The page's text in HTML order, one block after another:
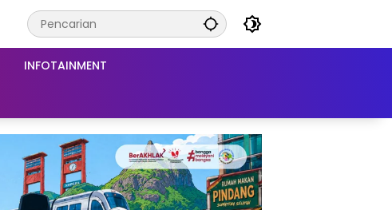
INFOTAINMENT